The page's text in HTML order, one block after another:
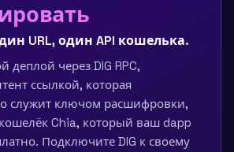
URL, один API кошелька.
деплой через DIG RPC,
ссылкой, которая
служит ключом расшифровки,
Chia, который ваш dapp
Подключите DIG к своему